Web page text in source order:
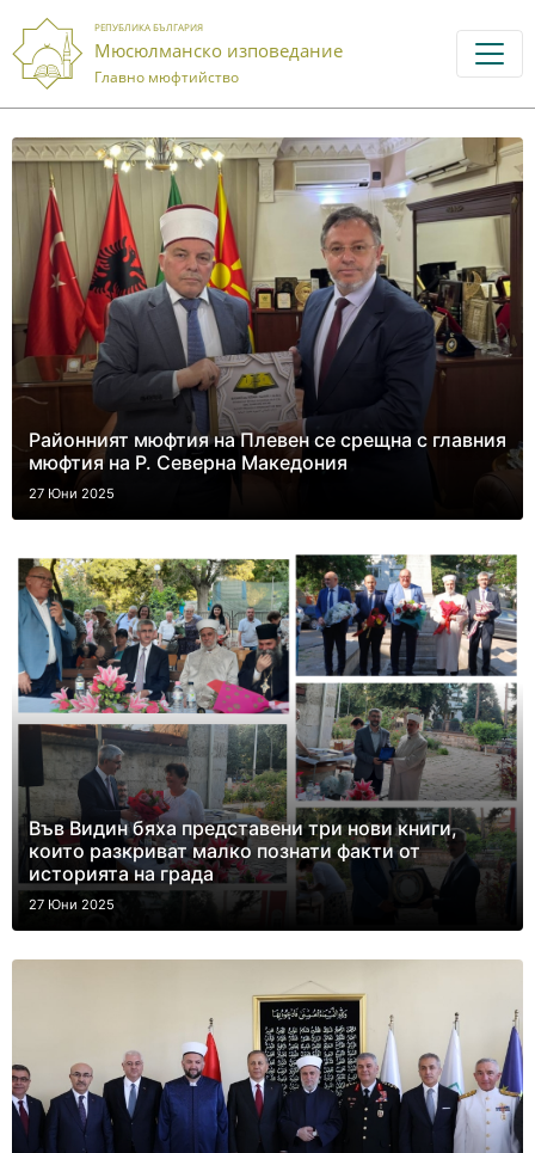
РЕПУБЛИКА БЪЛГАРИЯ
Мюсюлманско изповедание
Главно мюфтийство
Районният мюфтия на Плевен се срещна с главния
мюфтия на Р. Северна Македония
27 Юни 2025
Във Видин бяха представени три нови книги,
които разкриват малко познати факти от
историята на града
27 Юни 2025